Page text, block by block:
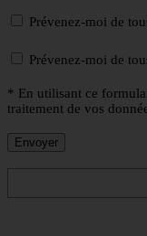
Prévenez-moi de
Prévenez-moi de
* En utilisant ce
traitement de vos